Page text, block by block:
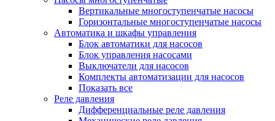
Вертикальные многоступенчатые насосы
Горизонтальные многоступенчатые насосы
Автоматика и шкафы управления
Блок автоматики для насосов
Блок управления насосами
Выключатели для насосов
Комплекты автоматизации для насосов
Показать все
Реле давления
Дифференциальные реле давления